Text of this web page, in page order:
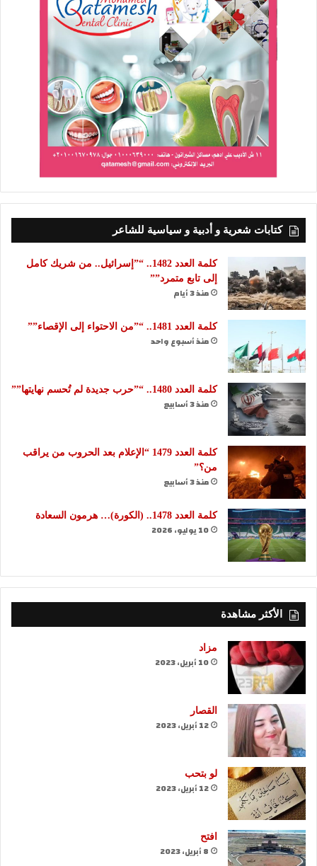
كتابات شعرية و أدبية و سياسية للشاعر
كلمة العدد 1482.. “”إسرائيل.. من شريك كامل
إلى تابع متمرد””
منذ 3 أيام
كلمة العدد 1481.. “”من الاحتواء إلى الإقصاء””
منذ أسبوع واحد
كلمة العدد 1480.. “”حرب جديدة لم تُحسم نهايتها””
منذ 3 أسابيع
كلمة العدد 1479 “الإعلام بعد الحروب من يراقب
من؟”
منذ 3 أسابيع
كلمة العدد 1478.. (الكورة)… هرمون السعادة
10 يوليو، 2026
الأكثر مشاهدة
مزاد
10 أبريل، 2023
القصار
12 أبريل، 2023
لو بتحب
12 أبريل، 2023
افتح
8 أبريل، 2023